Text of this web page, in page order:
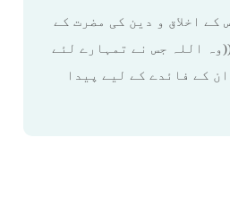
اخلاق و دین کی مضرت کے
اللہ جس نے تمہارے لئے
تمام چیزوں کو ان کے فائدے کے لیے پیدا